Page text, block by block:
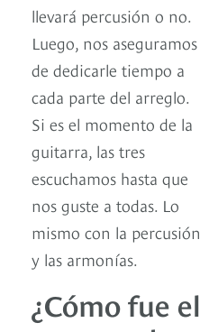
llevará percusión o no.
Luego, nos aseguramos
de dedicarle tiempo a
cada parte del arreglo.
Si es el momento de la
guitarra, las tres
escuchamos hasta que
nos guste a todas. Lo
mismo con la percusión
y las armonías.
¿Cómo fue el